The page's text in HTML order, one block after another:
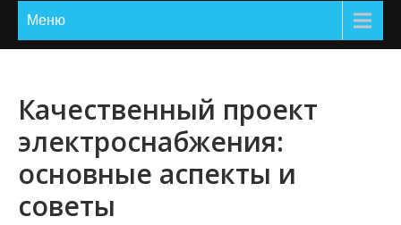
Меню
Качественный проект
электроснабжения:
основные аспекты и
советы